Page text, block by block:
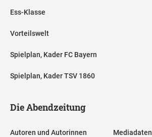
Ess-Klasse
Vorteilswelt
Spielplan, Kader FC Bayern
Spielplan, Kader TSV 1860
Die Abendzeitung
Autoren und Autorinnen Mediadaten